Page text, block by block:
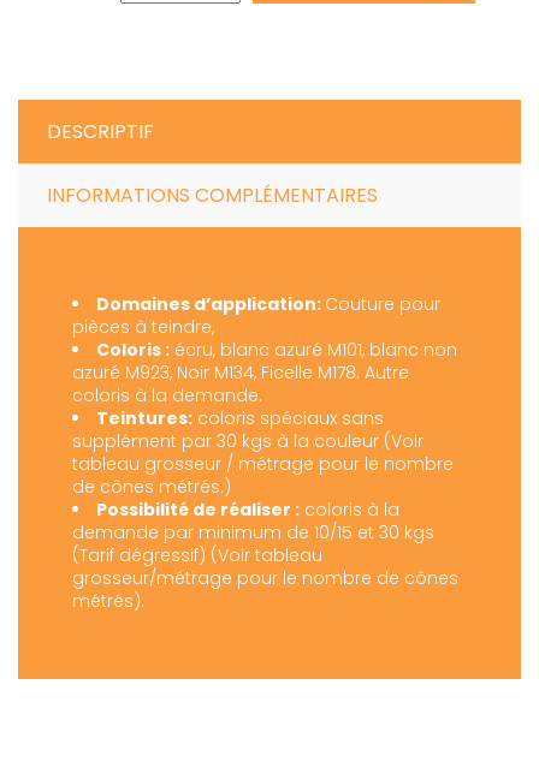
DESCRIPTIF
INFORMATIONS COMPLÉMENTAIRES
Domaines d’application: Couture pour
pièces à teindre,
Coloris : écru, blanc azuré M101, blanc non
azuré M923, Noir M134, Ficelle M178. Autre
coloris à la demande.
Teintures: coloris spéciaux sans
supplément par 30 kgs à la couleur (Voir
tableau grosseur / métrage pour le nombre
de cônes métrés.)
Possibilité de réaliser : coloris à la
demande par minimum de 10/15 et 30 kgs
(Tarif dégressif) (Voir tableau
grosseur/métrage pour le nombre de cônes
métrés).